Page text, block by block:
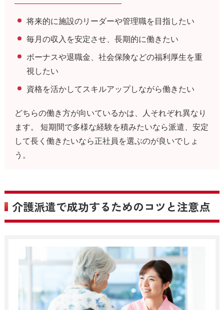
将来的に施設のリーダーや管理職を目指したい
毎月の収入を安定させ、長期的に働きたい
ボーナスや退職金、社会保険などの福利厚生を重
視したい
資格を活かしてスキルアップしながら働きたい
どちらの働き方が向いているかは、人それぞれ異なり
ます。 短期間で多様な経験を積みたいなら派遣、安定
して長く働きたいなら正社員を選ぶのが良いでしょ
う。
介護派遣で成功するためのコツと注意点